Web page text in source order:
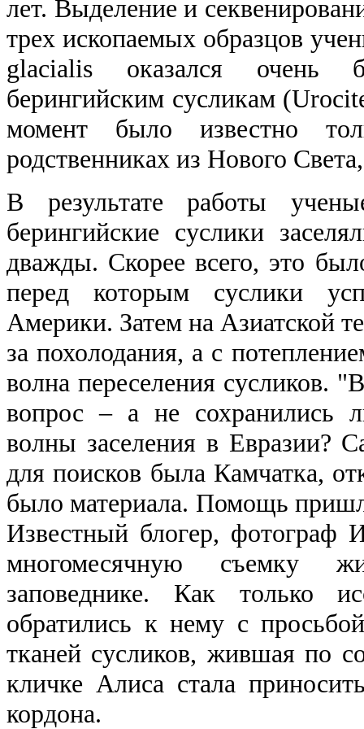
лет. Выделение и
трех ископаемых образцов
glacialis оказался очень
берингийским сусликам
момент было известно
родственниках из Нового
В результате работы
берингийские суслики
дважды. Скорее всего, это
перед которым суслики
Америки. Затем на Азиатской
за похолодания, а с
волна переселения сусликов.
вопрос ‒ а не сохранились
волны заселения в Евразии?
для поисков была Камчатка,
было материала. Помощь
Известный блогер, фотограф
многомесячную съемку
заповеднике. Как только
обратились к нему с
тканей сусликов, жившая по
кличке Алиса стала
кордона.